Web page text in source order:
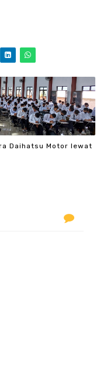
Daihatsu Motor lewat